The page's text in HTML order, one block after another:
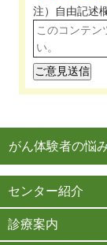
注）自由記述
がん体験者の悩
センター紹介
診療案内